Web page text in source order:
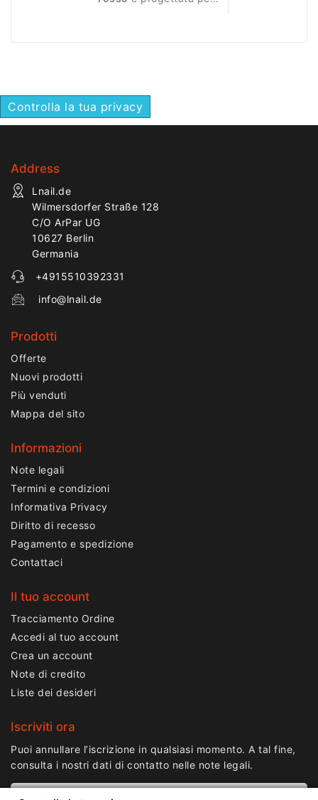
Controlla la tua privacy
Address
Lnail.de
Wilmersdorfer Straße 128
C/O ArPar UG
10627 Berlin
Germania
+4915510392331
info@lnail.de
Prodotti
Offerte
Nuovi prodotti
Più venduti
Mappa del sito
Informazioni
Note legali
Termini e condizioni
Informativa Privacy
Diritto di recesso
Pagamento e spedizione
Contattaci
Il tuo account
Tracciamento Ordine
Accedi al tuo account
Crea un account
Note di credito
Liste dei desideri
Iscriviti ora
Puoi annullare l’iscrizione in qualsiasi momento. A tal fine,
consulta i nostri dati di contatto nelle note legali.